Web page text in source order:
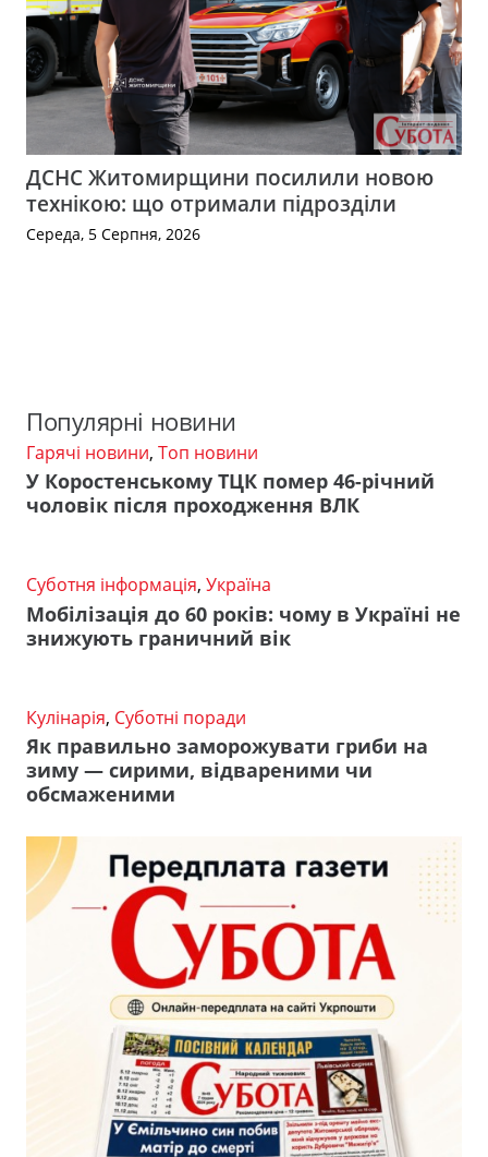
ДСНС Житомирщини посилили новою
технікою: що отримали підрозділи
Середа, 5 Серпня, 2026
Популярні новини
Гарячі новини, Топ новини
У Коростенському ТЦК помер 46-річний
чоловік після проходження ВЛК
Суботня інформація, Україна
Мобілізація до 60 років: чому в Україні не
знижують граничний вік
Кулінарія, Суботні поради
Як правильно заморожувати гриби на
зиму — сирими, відвареними чи
обсмаженими